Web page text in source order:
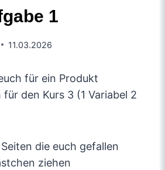
1
11.03.2026
für ein Produkt
den Kurs 3 (1 Variabel 2
die euch gefallen
ziehen